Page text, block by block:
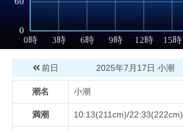
前日 2025年7月17日 小潮
潮名 小潮
満潮 10:13(211cm)/22:33(222cm)